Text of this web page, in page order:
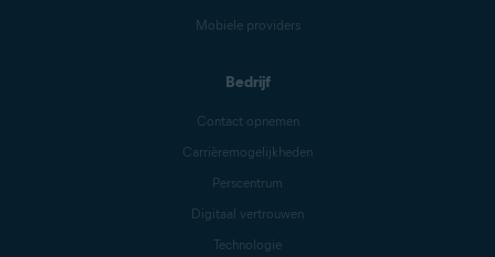
Mobiele providers
Bedrijf
Contact opnemen
Carrièremogelijkheden
Perscentrum
Digitaal vertrouwen
Technologie